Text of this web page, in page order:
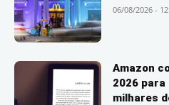
06/08/2026 -
Amazon
2026
milhares